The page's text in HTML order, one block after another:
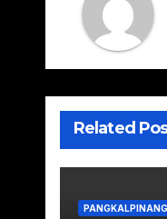
Related
PANGKALPINANG